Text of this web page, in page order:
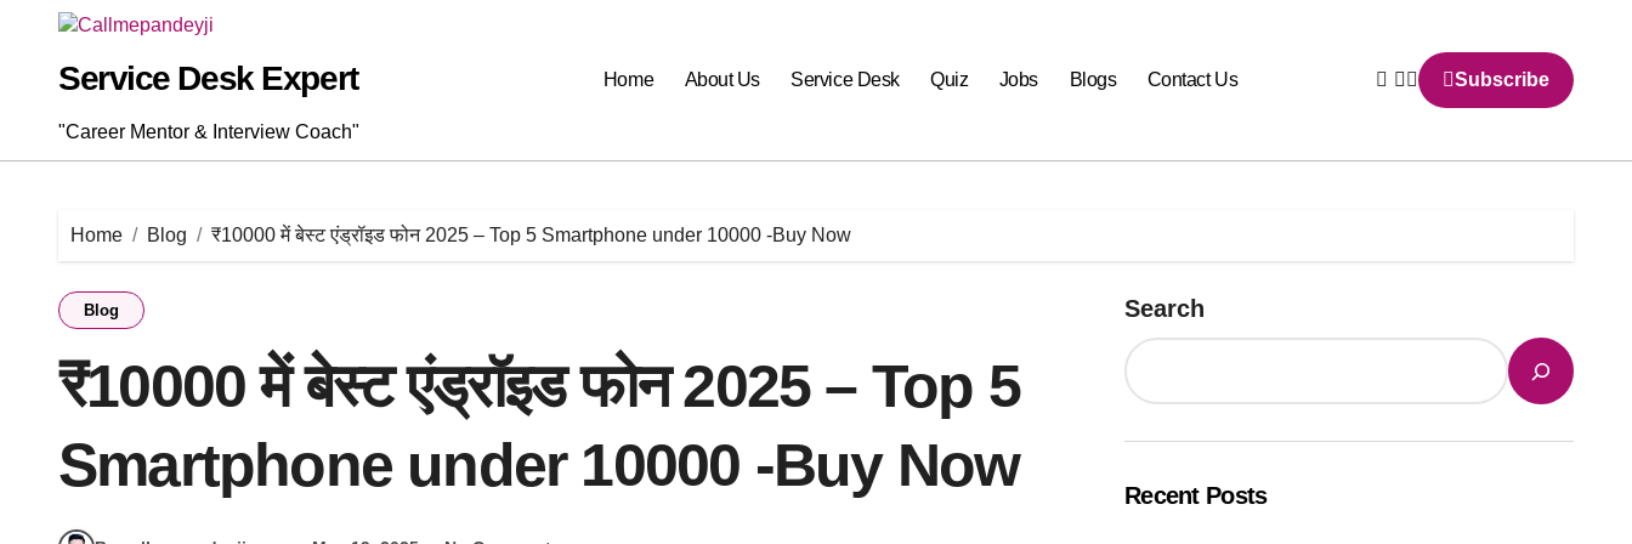
contentService Desk Expert
"Career Mentor & Interview Coach"
Home About Us Service Desk Quiz Jobs Blogs Contact Us Subscribe
Home Blog ₹10000 में बेस्ट एंड्रॉइड फोन 2025 – Top 5 Smartphone under 10000 -Buy Now
Blog
₹10000 में बेस्ट एंड्रॉइड फोन 2025 – Top 5
Smartphone under 10000 -Buy Now
Search
Recent Posts